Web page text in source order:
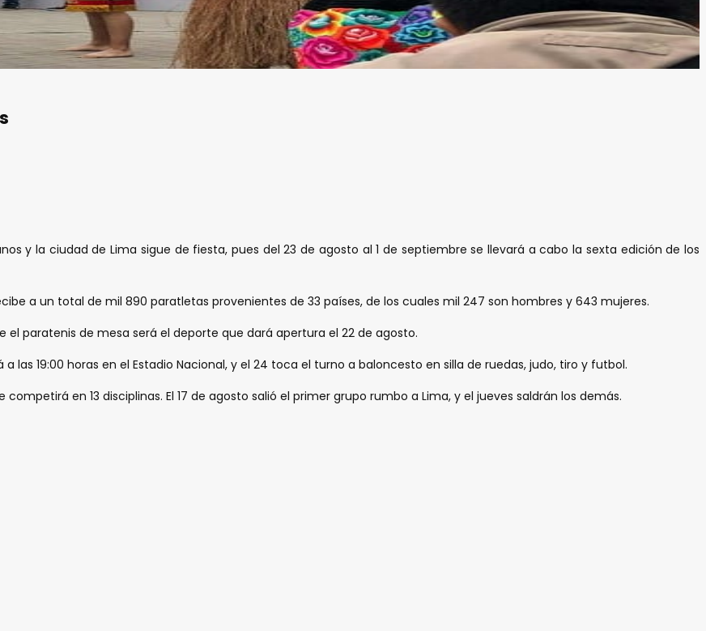
y la ciudad de Lima sigue de fiesta, pues del 23 de agosto al 1 de septiembre se llevará a cabo la sexta edición de los
a un total de mil 890 paratletas provenientes de 33 países, de los cuales mil 247 son hombres y 643 mujeres.
paratenis de mesa será el deporte que dará apertura el 22 de agosto.
las 19:00 horas en el Estadio Nacional, y el 24 toca el turno a baloncesto en silla de ruedas, judo, tiro y futbol.
en 13 disciplinas. El 17 de agosto salió el primer grupo rumbo a Lima, y el jueves saldrán los demás.